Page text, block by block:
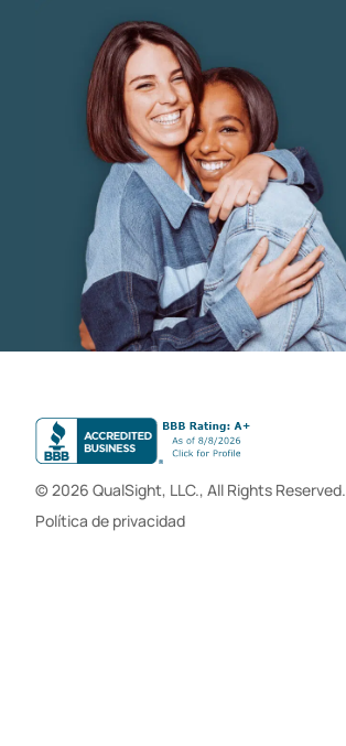
© 2026 QualSight, LLC., All Rights Reserved.
Política de privacidad